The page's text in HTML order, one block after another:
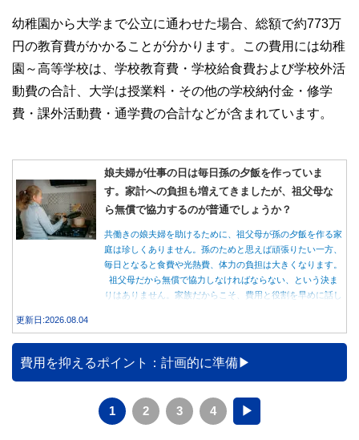
幼稚園から大学まで公立に通わせた場合、総額で約773万
円の教育費がかかることが分かります。この費用には幼稚
園～高等学校は、学校教育費・学校給食費および学校外活
動費の合計、大学は授業料・その他の学校納付金・修学
費・課外活動費・通学費の合計などが含まれています。
娘夫婦が仕事の日は毎日孫の夕飯を作っていま
す。家計への負担も増えてきましたが、祖父母な
ら無償で協力するのが普通でしょうか？
共働きの娘夫婦を助けるために、祖父母が孫の夕飯を作る家
庭は珍しくありません。孫のためと思えば頑張りたい一方、
毎日となると食費や光熱費、体力の負担は大きくなります。
祖父母だから無償で協力しなければならない、という決ま
りはありません。家族だからこそ、費用と役割を早めに話し
更新日:2026.08.04
費用を抑えるポイント：計画的に準備
1 2 3 4 ▶